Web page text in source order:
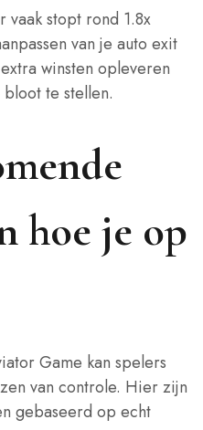
stopt rond 1.8x
van je auto exit
winsten opleveren
te stellen.
hoe je op
Game kan spelers
van controle. Hier zijn
gebaseerd op echt